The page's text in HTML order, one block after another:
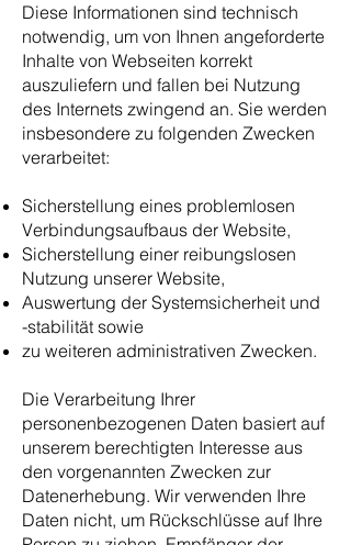
Diese Informationen sind technisch
notwendig, um von Ihnen angeforderte
Inhalte von Webseiten korrekt
auszuliefern und fallen bei Nutzung
des Internets zwingend an. Sie werden
insbesondere zu folgenden Zwecken
verarbeitet:
Sicherstellung eines problemlosen
Verbindungsaufbaus der Website,
Sicherstellung einer reibungslosen
Nutzung unserer Website,
Auswertung der Systemsicherheit und
-stabilität sowie
zu weiteren administrativen Zwecken.
Die Verarbeitung Ihrer
personenbezogenen Daten basiert auf
unserem berechtigten Interesse aus
den vorgenannten Zwecken zur
Datenerhebung. Wir verwenden Ihre
Daten nicht, um Rückschlüsse auf Ihre